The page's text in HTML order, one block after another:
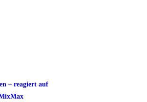
– reagiert auf